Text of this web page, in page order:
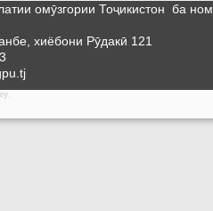
омӯзгории Тоҷикистон ба
хиёбони Рӯдакӣ 121